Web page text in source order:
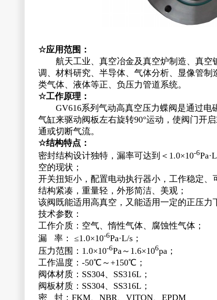
☆应用范围：
航天工业、真空冶金及真空炉制造、真空
调、材料研究、半导体、气体分析、显像管
类气体、液体等正、负压力管道系统。
☆工作原理：
GV616系列气动高真空压力蝶阀是通过电
气缸来驱动阀板左右旋转90°运动，使阀门开
通或切断气流。
☆结构特点：
密封结构设计独特，漏率可达到＜1.0×10-6
空的现状；
开关扭矩小，配置电动执行器小，工作稳定、
结构紧凑，重量轻，外形简洁、美观；
该阀既能适用高真空，又能适用一定的正压力
技术参数：
工作介质：空气、惰性气体、腐蚀性气体；
漏 率： ≤1.0×10-6Pa·L/s；
压力范围：1.0×10-6Pa～1.6×106pa；
工作温度：-50℃～+150℃；
阀体材质：SS304、SS316L；
阀板材质：SS304、SS316L；
密 封：FKM、NBR、VITON、EPDM